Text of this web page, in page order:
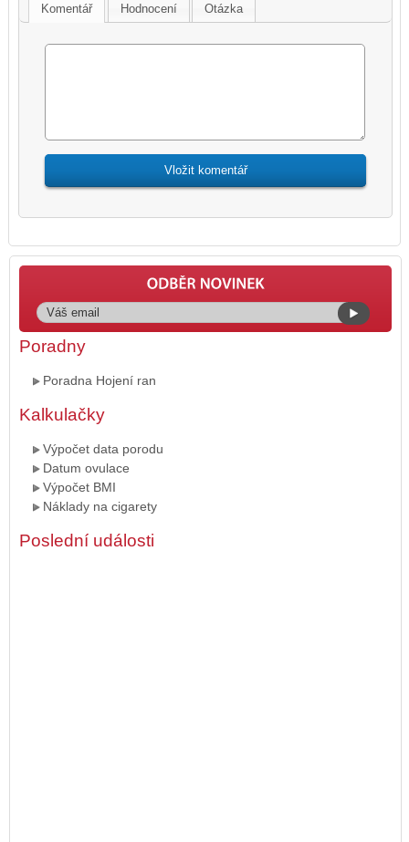
Komentář Hodnocení Otázka
Poradny
Poradna Hojení ran
Kalkulačky
Výpočet data porodu
Datum ovulace
Výpočet BMI
Náklady na cigarety
Poslední události